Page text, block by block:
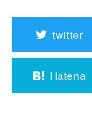
twitter
Hatena